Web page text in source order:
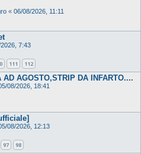
« 06/08/2026, 11:11
7:43
111 112
AGOSTO,STRIP DA INFARTO....
08/2026, 18:41
08/2026, 12:13
97 98